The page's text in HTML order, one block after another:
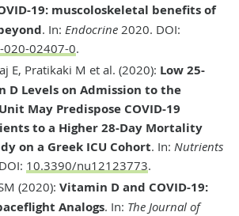
19: muscoloskeletal benefits of
. In: Endocrine 2020. DOI:
02407-0.
E, Pratikaki M et al. (2020): Low 25-
D Levels on Admission to the
May Predispose COVID-19
to a Higher 28-Day Mortality
on a Greek ICU Cohort. In: Nutrients
10.3390/nu12123773.
(2020): Vitamin D and COVID-19:
Analogs. In: The Journal of